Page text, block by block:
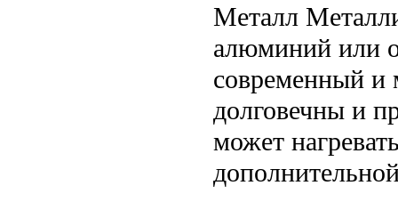
Металл
алюминий или
современный и
долговечны и
может